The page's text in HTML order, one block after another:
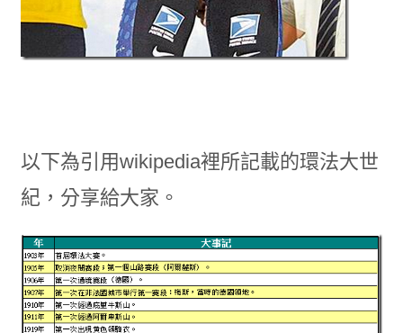
以下為引用wikipedia裡所記載的環法大世
紀，分享給大家。